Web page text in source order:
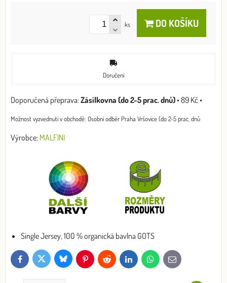
ks DO KOŠÍKU
Doručení
Zásilkovna (do 2-5 prac. dnů)•89 Kč •
Osobní odběr Praha Vršovice (do 2-5 prac. dnů
Výrobce: MALFINI
Single Jersey, 100 % organická bavlna GOTS
FacebookTwitter Bluesky PinterestReddit LinkedInWhatsApp
E-
mail